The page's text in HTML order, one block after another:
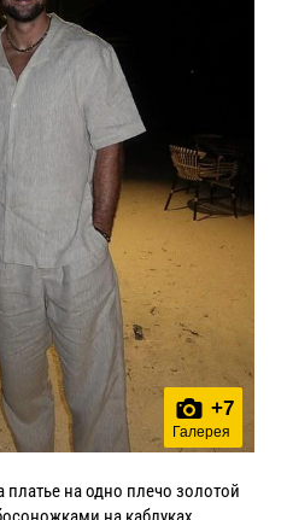
+7
Галерея
на одно плечо золотой